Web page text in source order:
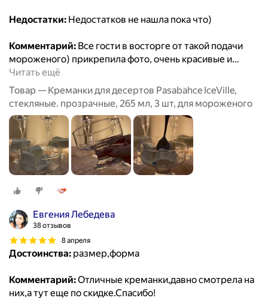
Недостатки: Недостатков не нашла пока что)
Комментарий: Все гости в восторге от такой подачи
мороженого) прикрепила фото, очень красивые и…
Читать ещё
Товар — Креманки для десертов Pasabahce IceVille,
стекляные. прозрачные, 265 мл, 3 шт, для мороженого
Евгения Лебедева
38 отзывов
8 апреля
Достоинства: размер,форма
Комментарий:Отличные креманки,давно смотрела на
них,а тут еще по скидке.Спасибо!